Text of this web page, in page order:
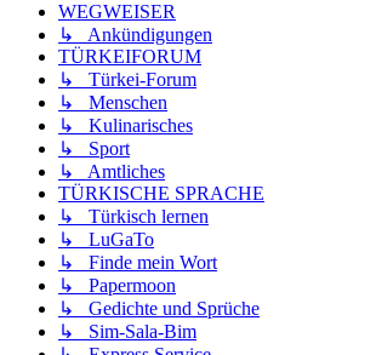
WEGWEISER
↳ Ankündigungen
TÜRKEIFORUM
↳ Türkei-Forum
↳ Menschen
↳ Kulinarisches
↳ Sport
↳ Amtliches
TÜRKISCHE SPRACHE
↳ Türkisch lernen
↳ LuGaTo
↳ Finde mein Wort
↳ Papermoon
↳ Gedichte und Sprüche
↳ Sim-Sala-Bim